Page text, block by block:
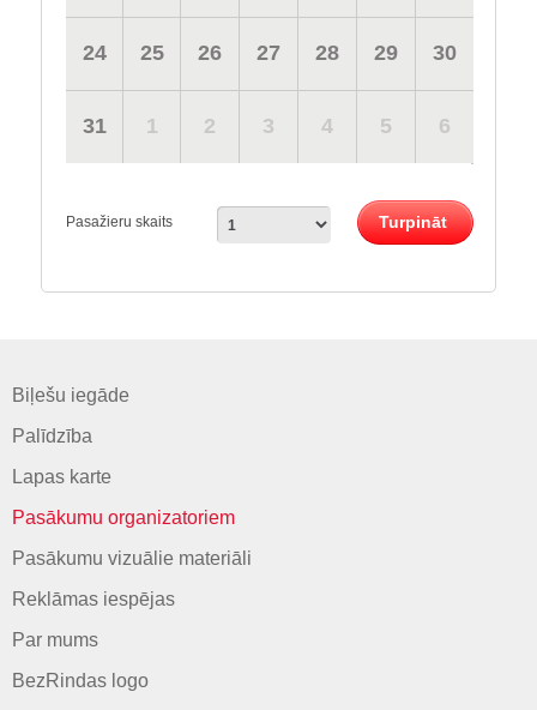
24 25 26 27 28 29 30
31 1 2 3 4 5 6
Pasažieru skaits Turpināt
Biļešu iegāde
Palīdzība
Lapas karte
Pasākumu organizatoriem
Pasākumu vizuālie materiāli
Reklāmas iespējas
Par mums
BezRindas logo